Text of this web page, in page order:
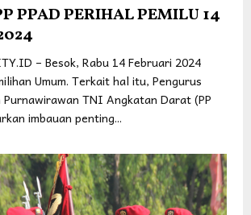
PPAD PERIHAL PEMILU 14
– Besok, Rabu 14 Februari 2024
Umum. Terkait hal itu, Pengurus
TNI Angkatan Darat (PP
imbauan penting...